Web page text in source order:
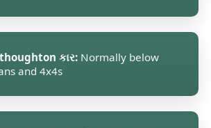
કાર: Normally below
and 4x4s